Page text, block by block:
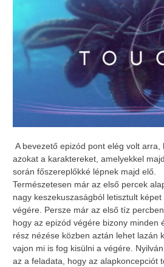
A bevezető epizód pont elég volt arra,
azokat a karaktereket, amelyekkel
során főszereplőkké lépnek majd elő.
Természetesen már az első percek
nagy keszekuszaságból letisztult
végére. Persze már az első tíz
hogy az epizód végére bizony minden
rész nézése közben aztán lehet lazán
vajon mi is fog kisülni a végére.
az a feladata, hogy az alapkoncepciót